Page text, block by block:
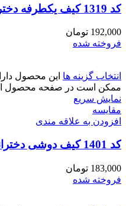
کد 1319 کیف یکطرفه دخترانه جلو جیب
192,000 تومان
فروخته شده
انتخاب گزینه ها این محصول
ممکن است در صفحه محصول
نمایش سریع
مقايسه
افزودن به علاقه مندی
کد 1401 کیف دوشی دخترانه جلو جیب مدل شل
183,000 تومان
فروخته شده